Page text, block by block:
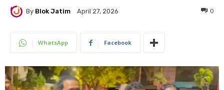
By Blok Jatim April 27, 2026 0
WhatsApp Facebook